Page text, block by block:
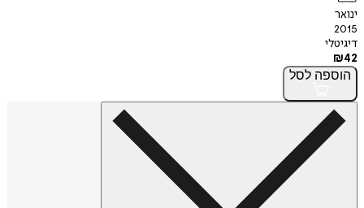
ינואר
2015
דיגיטלי
₪42
הוספה לסל